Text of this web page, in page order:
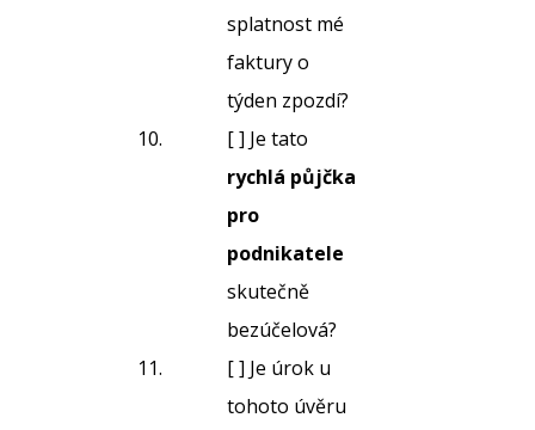
splatnost mé
faktury o
týden zpozdí?
[ ] Je tato
rychlá půjčka
pro
podnikatele
skutečně
bezúčelová?
[ ] Je úrok u
tohoto úvěru